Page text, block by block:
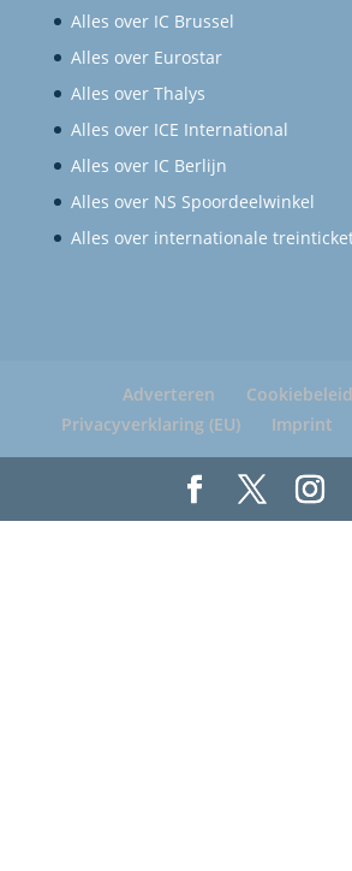
Alles over IC Brussel
Alles over Eurostar
Alles over Thalys
Alles over ICE International
Alles over IC Berlijn
Alles over NS Spoordeelwinkel
Alles over internationale
Adverteren
Privacyverklaring (EU)
Imprint